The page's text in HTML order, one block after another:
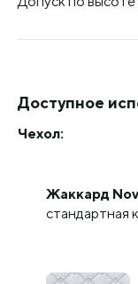
Доступное
Чехол:
Жаккард
стандартная